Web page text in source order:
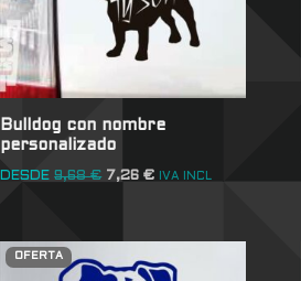
Bulldog con nombre
personalizado
DESDE 9,68€ 7,26€ IVA INCL
OFERTA